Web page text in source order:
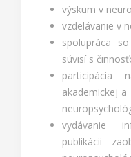
výskum v
vzdelávanie v
spolupráca
súvisí s
participácia
akademickej
vydávanie
publikácii